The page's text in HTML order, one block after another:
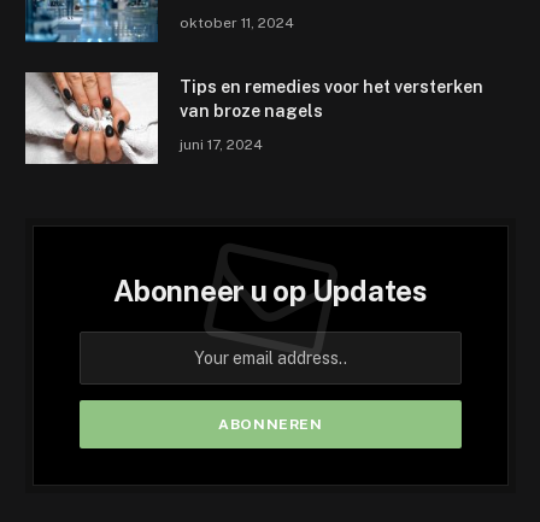
oktober 11, 2024
Tips en remedies voor het versterken
van broze nagels
juni 17, 2024
Abonneer u op Updates